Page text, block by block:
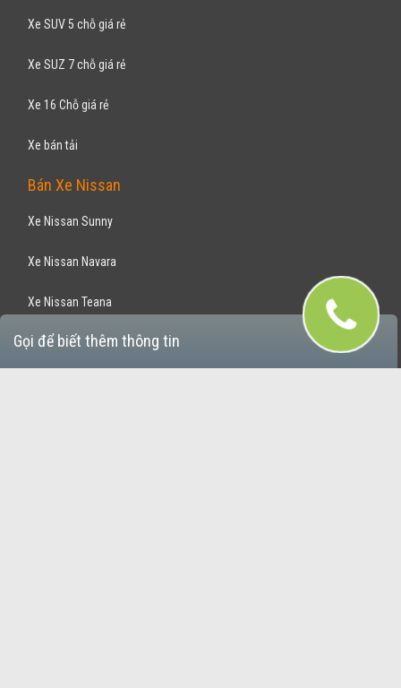
Gọi để biết thêm thông tin
Xe SUV 5 chỗ giá rẻ
Xe SUZ 7 chỗ giá rẻ
Xe 16 Chỗ giá rẻ
Xe bán tải
Bán Xe Nissan
Xe Nissan Sunny
Xe Nissan Navara
Xe Nissan Teana
Xe Nissan Grand Livina